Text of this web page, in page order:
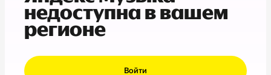
недоступна в вашем
регионе
Войти